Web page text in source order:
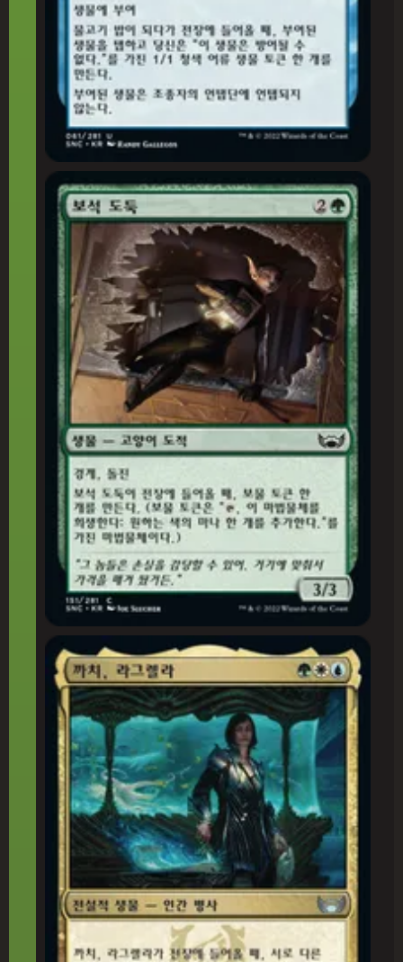
보석 도둑
까치, 라그렐라